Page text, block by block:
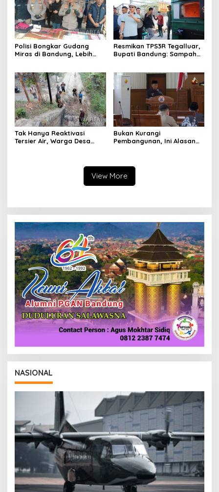
Polisi Bongkar Gudang
Miras di Bandung, Lebih
Resmikan TPS3R Tegalluar,
Bupati Bandung: Sampah
Tak Hanya Reaktivasi
Tersier Air, Warga Desa
Bukan Kurangi
Pembangunan, Ini Alasan
View More
NASIONAL